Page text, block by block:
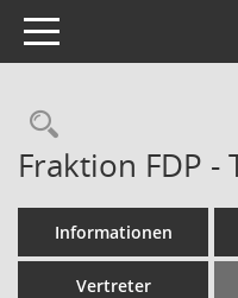
Toggle navigation
Fraktion FDP -
Informationen
Vertreter